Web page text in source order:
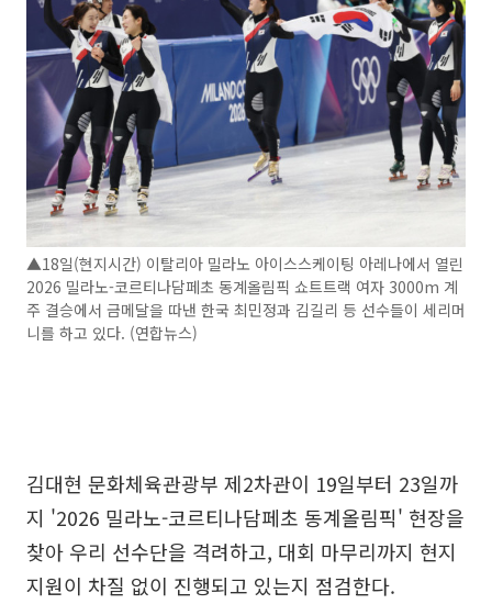
▲18일(현지시간) 이탈리아 밀라노 아이스스케이팅 아레나에서 열린
2026 밀라노-코르티나담페초 동계올림픽 쇼트트랙 여자 3000m 계
주 결승에서 금메달을 따낸 한국 최민정과 김길리 등 선수들이 세리머
니를 하고 있다. (연합뉴스)
김대현 문화체육관광부 제2차관이 19일부터 23일까
지 '2026 밀라노-코르티나담페초 동계올림픽' 현장을
찾아 우리 선수단을 격려하고, 대회 마무리까지 현지
지원이 차질 없이 진행되고 있는지 점검한다.